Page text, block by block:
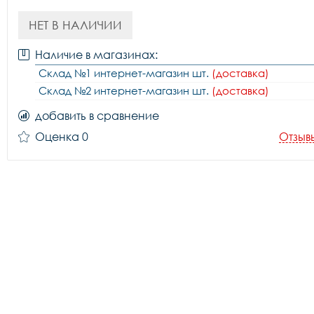
НЕТ В НАЛИЧИИ
Наличие в магазинах:
Склад №1 интернет-магазин шт. (доставка)
Склад №2 интернет-магазин шт. (доставка)
добавить в сравнение
Оценка 0